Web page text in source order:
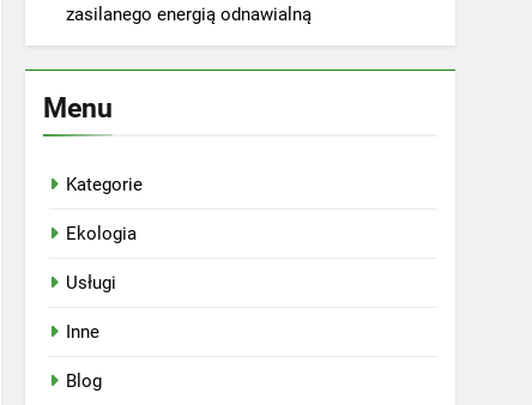
zasilanego energią odnawialną
Menu
Kategorie
Ekologia
Usługi
Inne
Blog